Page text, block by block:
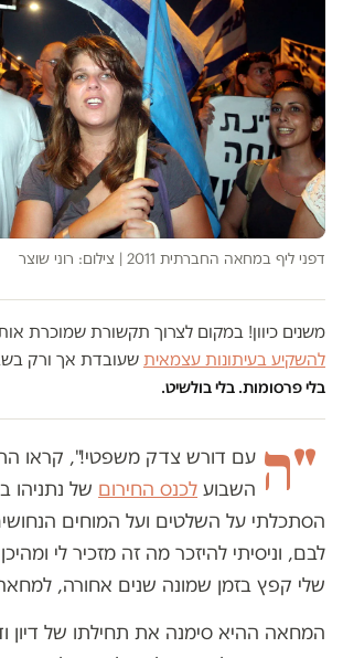
דפני ליף במחאה החברתית 2011 | צילום: רוני שוצר
משנים כיוון! במקום לצרוך תקשורת שמוכרת
להשקיע בעיתונות עצמאית שעובדת אך ורק
בלי פרסומות. בלי בולשיט.
"ה עם דורש צדק משפטי!", קראו
השבוע לכנס החירום של נתניהו
הסתכלתי על השלטים ועל המוחים
לבם, וניסיתי להיזכר מה זה מזכיר לי
שלי קפץ בזמן שמונה שנים אחורה, למחאה של
המחאה ההיא סימנה את תחילתו של דיון